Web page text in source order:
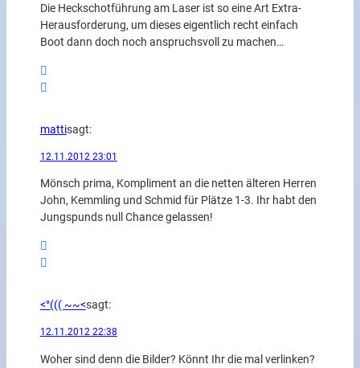
Die Heckschotführung am Laser ist so eine Art Extra-
Herausforderung, um dieses eigentlich recht einfach
Boot dann doch noch anspruchsvoll zu machen…
mattisagt:
12.11.2012 23:01
Mönsch prima, Kompliment an die netten älteren Herren
John, Kemmling und Schmid für Plätze 1-3. Ihr habt den
Jungspunds null Chance gelassen!
<°((( ~~<sagt:
12.11.2012 22:38
Woher sind denn die Bilder? Könnt Ihr die mal verlinken?